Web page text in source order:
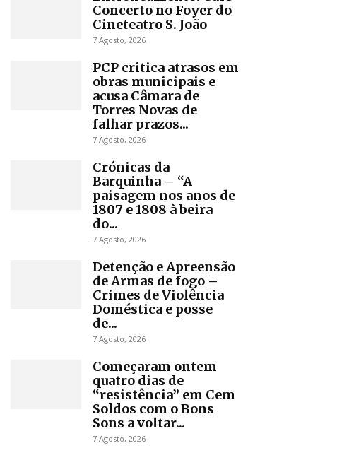
Concerto no Foyer do
Cineteatro S. João
7 Agosto, 2026
PCP critica atrasos em
obras municipais e
acusa Câmara de
Torres Novas de
falhar prazos...
7 Agosto, 2026
Crónicas da
Barquinha – “A
paisagem nos anos de
1807 e 1808 à beira
do...
7 Agosto, 2026
Detenção e Apreensão
de Armas de fogo –
Crimes de Violência
Doméstica e posse
de...
7 Agosto, 2026
Começaram ontem
quatro dias de
“resistência” em Cem
Soldos com o Bons
Sons a voltar...
7 Agosto, 2026